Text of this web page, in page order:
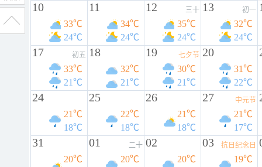
10
33℃
24℃
11
34℃
24℃
12 三十
35℃
24℃
13 初一
32℃
24℃
17 初五
33℃
21℃
18
32℃
21℃
19 七夕节
30℃
21℃
20
31℃
22℃
24
21℃
18℃
25
22℃
18℃
26
21℃
18℃
27 中元节
21℃
17℃
31
20℃
01 二十
20℃
02
20℃
03 抗日纪念日
19℃